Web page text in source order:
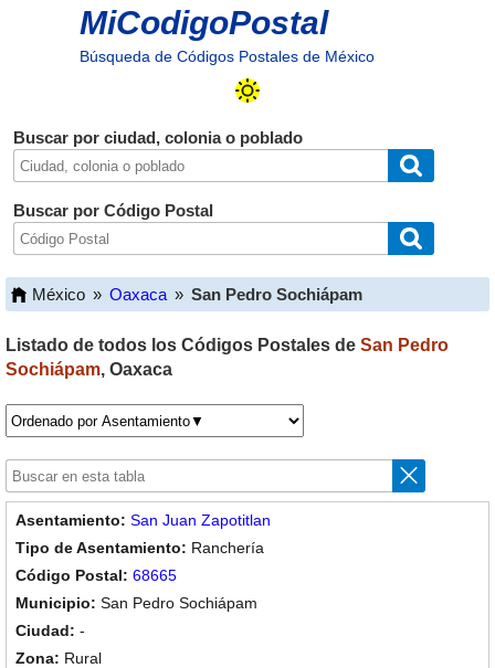
MiCodigoPostal
Búsqueda de Códigos Postales de México
Buscar por ciudad, colonia o poblado
Buscar por Código Postal
México » Oaxaca » San Pedro Sochiápam
Listado de todos los Códigos Postales de San Pedro
Sochiápam, Oaxaca
San Juan Zapotitlan
Ranchería
68665
San Pedro Sochiápam
-
Rural